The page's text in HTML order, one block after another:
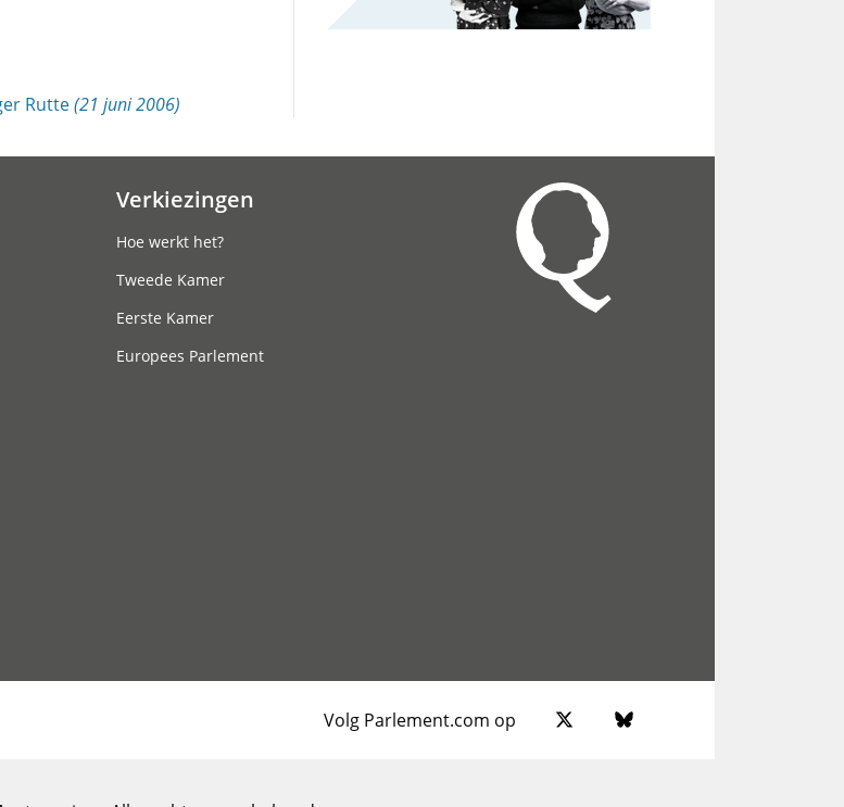
Rutte(21 juni 2006)
Verkiezingen
Hoe werkt het?
Tweede Kamer
Eerste Kamer
Europees Parlement
Volg Parlement.com op